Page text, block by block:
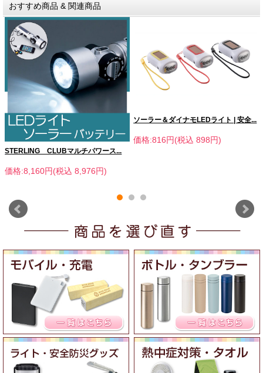
おすすめ商品 & 関連商品
STERLING CLUBマルチパワース...
価格:8,160円(税込 8,976円)
ソーラー＆ダイナモLEDライト | 安全...
価格:816円(税込 898円)